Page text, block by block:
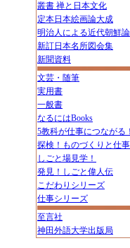
叢書 禅と日本文化
定本日本絵画論大成
明治人による近代朝鮮論
新訂日本名所図会集
新聞資料
文芸・随筆
実用書
一般書
なるにはBooks
5教科が仕事につながる！
探検！ものづくりと仕
しごと場見学！
発見！しごと偉人伝
こだわりシリーズ
仕事シリーズ
至言社
神田外語大学出版局